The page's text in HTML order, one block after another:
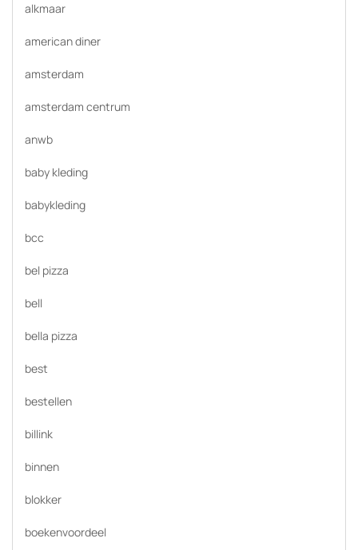
alkmaar
american diner
amsterdam
amsterdam centrum
anwb
baby kleding
babykleding
bcc
bel pizza
bell
bella pizza
best
bestellen
billink
binnen
blokker
boekenvoordeel